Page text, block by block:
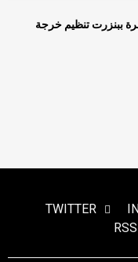
ببنزرت تنظيم خرجة
TWITTER
RSS